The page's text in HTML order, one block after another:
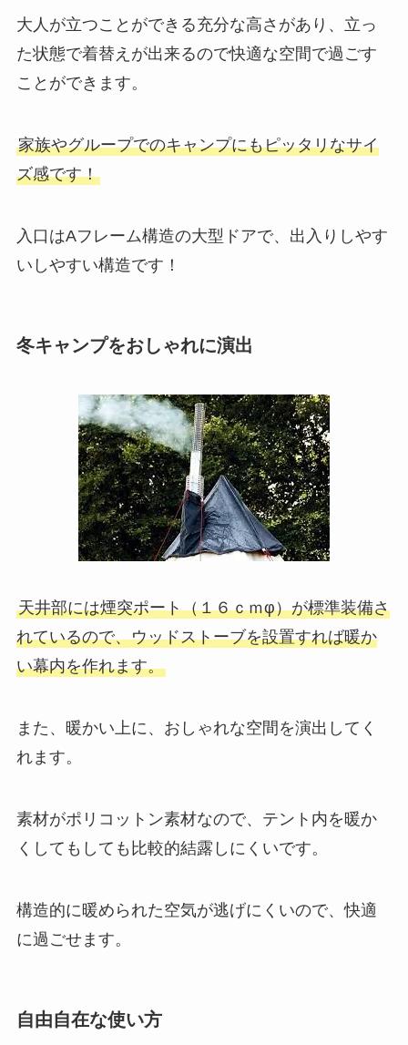
大人が立つことができる充分な高さがあり、立っ
た状態で着替えが出来るので快適な空間で過ごす
ことができます。
家族やグループでのキャンプにもピッタリなサイ
ズ感です！
入口はAフレーム構造の大型ドアで、出入りしやす
いしやすい構造です！
冬キャンプをおしゃれに演出
天井部には煙突ポート（１６ｃｍφ）が標準装備さ
れているので、ウッドストーブを設置すれば暖か
い幕内を作れます。
また、暖かい上に、おしゃれな空間を演出してく
れます。
素材がポリコットン素材なので、テント内を暖か
くしてもしても比較的結露しにくいです。
構造的に暖められた空気が逃げにくいので、快適
に過ごせます。
自由自在な使い方